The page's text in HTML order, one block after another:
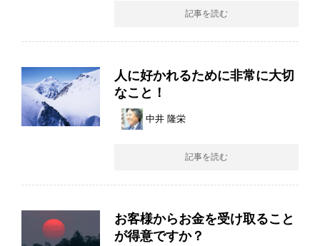
記事を読む
人に好かれるために非常に大切
なこと！
中井 隆栄
記事を読む
お客様からお金を受け取ること
が得意ですか？